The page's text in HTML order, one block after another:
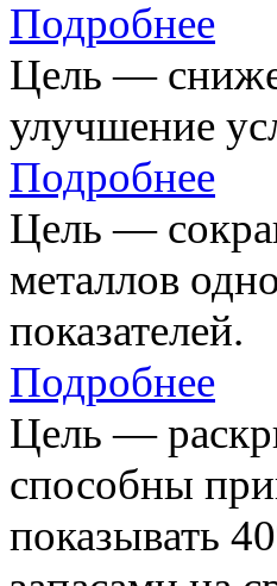
Подробнее
Цель —
улучшение
Подробнее
Цель —
металлов
показателей.
Подробнее
Цель —
способны
показывать